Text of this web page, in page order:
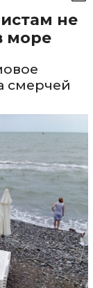
не
море
смерчей